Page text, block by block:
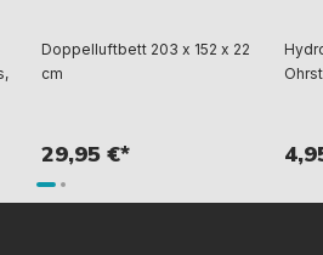
Doppelluftbett 203 x 152 x 22
cm
29,95 €*